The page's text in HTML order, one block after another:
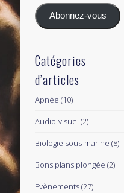
mail
Abonnez-vous
Catégories
d’articles
Apnée (10)
Audio-visuel (2)
Biologie sous-marine (8)
Bons plans plongée (2)
Evènements(27)